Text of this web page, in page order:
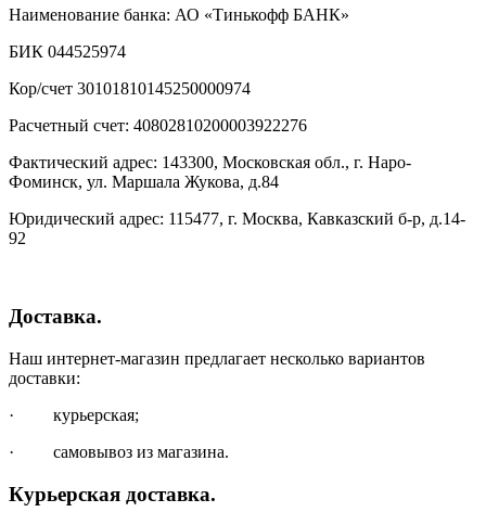
Наименование банка: АО «Тинькофф БАНК»
БИК 044525974
Кор/счет 30101810145250000974
Расчетный счет: 40802810200003922276
Фактический адрес: 143300, Московская обл., г. Наро-
Фоминск, ул. Маршала Жукова, д.84
Юридический адрес: 115477, г. Москва, Кавказский б-р, д.14-
92
Доставка.
Наш интернет-магазин предлагает несколько вариантов
доставки:
· курьерская;
· самовывоз из магазина.
Курьерская доставка.